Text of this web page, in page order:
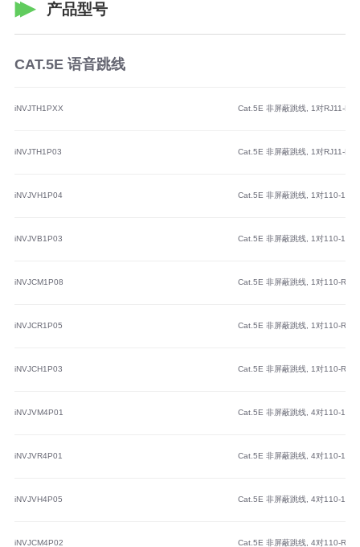
产品型号
CAT.5E 语音跳线
iNVJTH1PXX Cat.5E 非屏蔽跳线, 1对RJ11-
iNVJTH1P03 Cat.5E 非屏蔽跳线, 1对RJ11-
iNVJVH1P04 Cat.5E 非屏蔽跳线, 1对110-
iNVJVB1P03 Cat.5E 非屏蔽跳线, 1对110-
iNVJCM1P08 Cat.5E 非屏蔽跳线, 1对110-
iNVJCR1P05 Cat.5E 非屏蔽跳线, 1对110-
iNVJCH1P03 Cat.5E 非屏蔽跳线, 1对110-
iNVJVM4P01 Cat.5E 非屏蔽跳线, 4对110-
iNVJVR4P01 Cat.5E 非屏蔽跳线, 4对110-
iNVJVH4P05 Cat.5E 非屏蔽跳线, 4对110-
iNVJCM4P02 Cat.5E 非屏蔽跳线, 4对110-